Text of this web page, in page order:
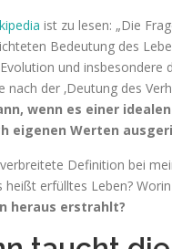
ist zu lesen: „Die
Bedeutung des
und insbesondere
nach der ‚Deutung des
wenn es einer
eigenen Werten
Definition bei
heißt erfülltes Leben?
heraus erstrahlt?